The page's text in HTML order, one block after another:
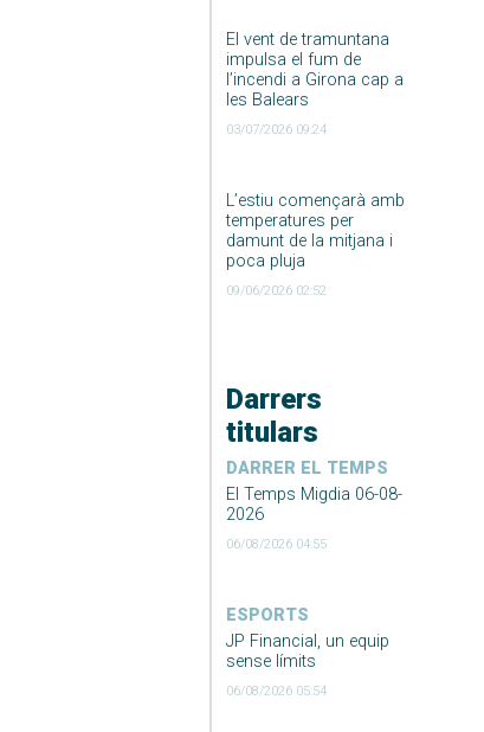
El vent de tramuntana
impulsa el fum de
l’incendi a Girona cap a
les Balears
03/07/2026 09:24
L’estiu començarà amb
temperatures per
damunt de la mitjana i
poca pluja
09/06/2026 02:52
Darrers
titulars
DARRER EL TEMPS
El Temps Migdia 06-08-
2026
06/08/2026 04:55
ESPORTS
JP Financial, un equip
sense límits
06/08/2026 05:54